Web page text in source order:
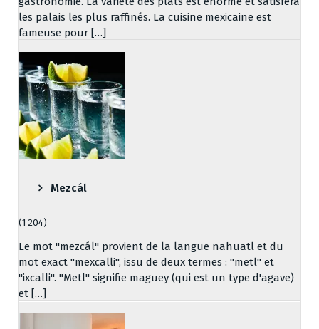
les palais les plus raffinés. La cuisine mexicaine est
fameuse pour […]
Mezcál
(1 204)
Le mot "mezcál" provient de la langue nahuatl et du
mot exact "mexcalli", issu de deux termes : "metl" et
"ixcalli". "Metl" signifie maguey (qui est un type d'agave)
et […]